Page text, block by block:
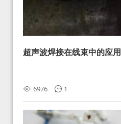
超声波焊接在线束中的应用
6976 1